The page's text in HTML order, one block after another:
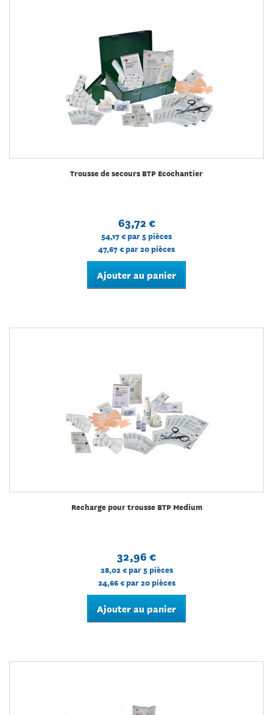
Trousse de secours BTP Ecochantier
63,72 €
54,17 €par 5 pièces
47,67 €par 20 pièces
Ajouter au panier
Recharge pour trousse BTP Medium
32,96 €
28,02 €par 5 pièces
24,66 €par 20 pièces
Ajouter au panier